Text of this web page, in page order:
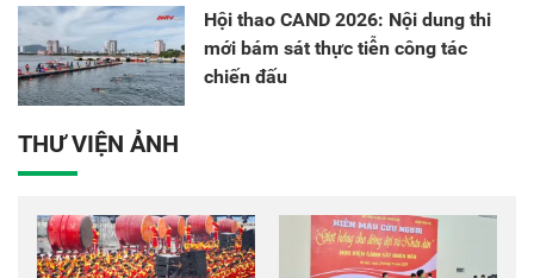
Hội thao CAND 2026: Nội dung thi
mới bám sát thực tiễn công tác
chiến đấu
THƯ VIỆN ẢNH